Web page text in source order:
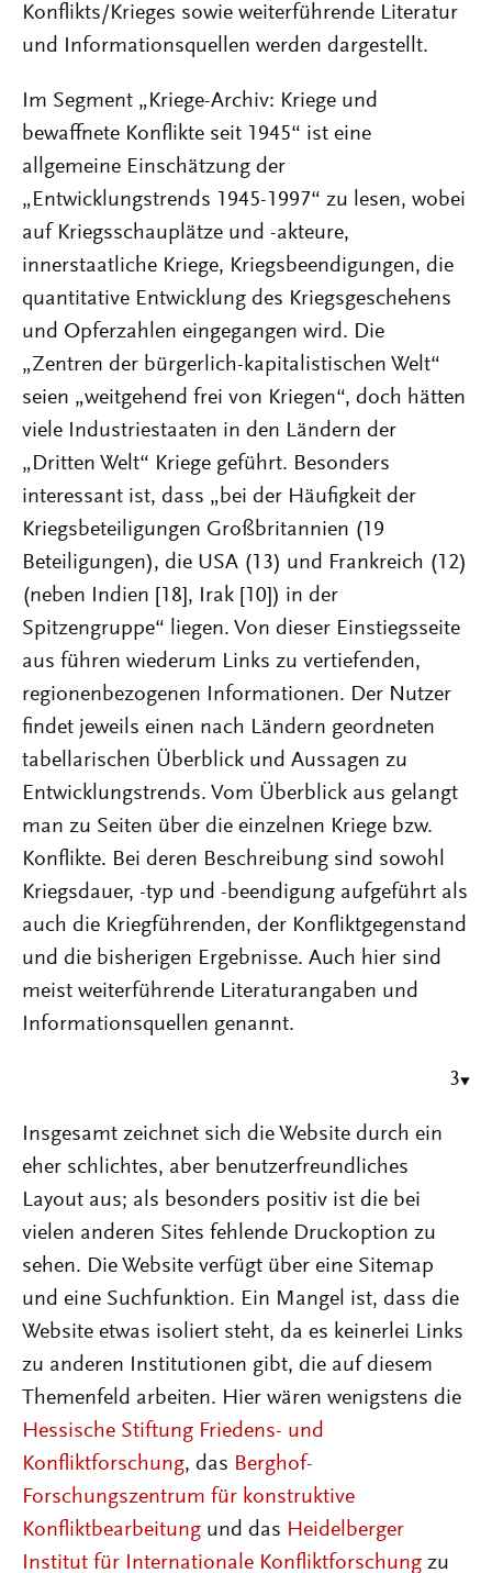
Konflikts/Krieges sowie weiterführende Literatur
und Informationsquellen werden dargestellt.
Im Segment „Kriege-Archiv: Kriege und
bewaffnete Konflikte seit 1945“ ist eine
allgemeine Einschätzung der
„Entwicklungstrends 1945-1997“ zu lesen, wobei
auf Kriegsschauplätze und -akteure,
innerstaatliche Kriege, Kriegsbeendigungen, die
quantitative Entwicklung des Kriegsgeschehens
und Opferzahlen eingegangen wird. Die
„Zentren der bürgerlich-kapitalistischen Welt“
seien „weitgehend frei von Kriegen“, doch hätten
viele Industriestaaten in den Ländern der
„Dritten Welt“ Kriege geführt. Besonders
interessant ist, dass „bei der Häufigkeit der
Kriegsbeteiligungen Großbritannien (19
Beteiligungen), die USA (13) und Frankreich (12)
(neben Indien [18], Irak [10]) in der
Spitzengruppe“ liegen. Von dieser Einstiegsseite
aus führen wiederum Links zu vertiefenden,
regionenbezogenen Informationen. Der Nutzer
findet jeweils einen nach Ländern geordneten
tabellarischen Überblick und Aussagen zu
Entwicklungstrends. Vom Überblick aus gelangt
man zu Seiten über die einzelnen Kriege bzw.
Konflikte. Bei deren Beschreibung sind sowohl
Kriegsdauer, -typ und -beendigung aufgeführt als
auch die Kriegführenden, der Konfliktgegenstand
und die bisherigen Ergebnisse. Auch hier sind
meist weiterführende Literaturangaben und
Informationsquellen genannt.
3
Insgesamt zeichnet sich die Website durch ein
eher schlichtes, aber benutzerfreundliches
Layout aus; als besonders positiv ist die bei
vielen anderen Sites fehlende Druckoption zu
sehen. Die Website verfügt über eine Sitemap
und eine Suchfunktion. Ein Mangel ist, dass die
Website etwas isoliert steht, da es keinerlei Links
zu anderen Institutionen gibt, die auf diesem
Themenfeld arbeiten. Hier wären wenigstens die
Hessische Stiftung Friedens- und
Konfliktforschung, das Berghof-
Forschungszentrum für konstruktive
Konfliktbearbeitung und das Heidelberger
Institut für Internationale Konfliktforschung zu